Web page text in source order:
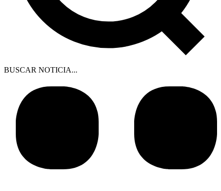
BUSCAR NOTICIA...